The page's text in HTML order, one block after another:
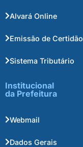
Alvará Online
Emissão de Certidão
Sistema Tributário
Institucional
da Prefeitura
Webmail
Dados Gerais